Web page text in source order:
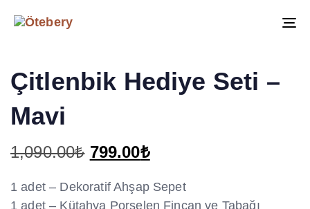
Çitlenbik Hediye Seti –
Mavi
1,090.00₺ 799.00₺
1 adet – Dekoratif Ahşap Sepet
1 adet – Kütahya Porselen Fincan ve Tabağı